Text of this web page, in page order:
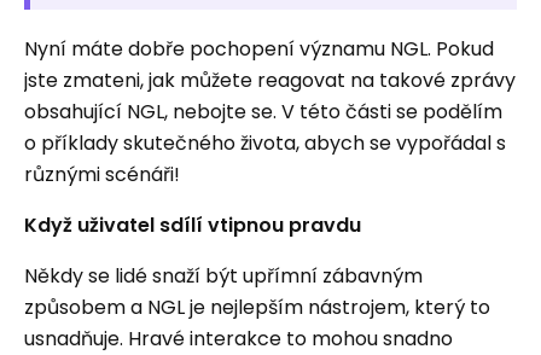
Nyní máte dobře pochopení významu NGL. Pokud
jste zmateni, jak můžete reagovat na takové zprávy
obsahující NGL, nebojte se. V této části se podělím
o příklady skutečného života, abych se vypořádal s
různými scénáři!
Když uživatel sdílí vtipnou pravdu
Někdy se lidé snaží být upřímní zábavným
způsobem a NGL je nejlepším nástrojem, který to
usnadňuje. Hravé interakce to mohou snadno